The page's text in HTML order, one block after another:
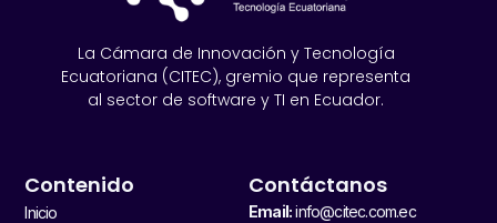
La Cámara de Innovación y Tecnología
Ecuatoriana (CITEC), gremio que representa
al sector de software y TI en Ecuador.
Contenido
Inicio
Contáctanos
Email:info@citec.com.ec